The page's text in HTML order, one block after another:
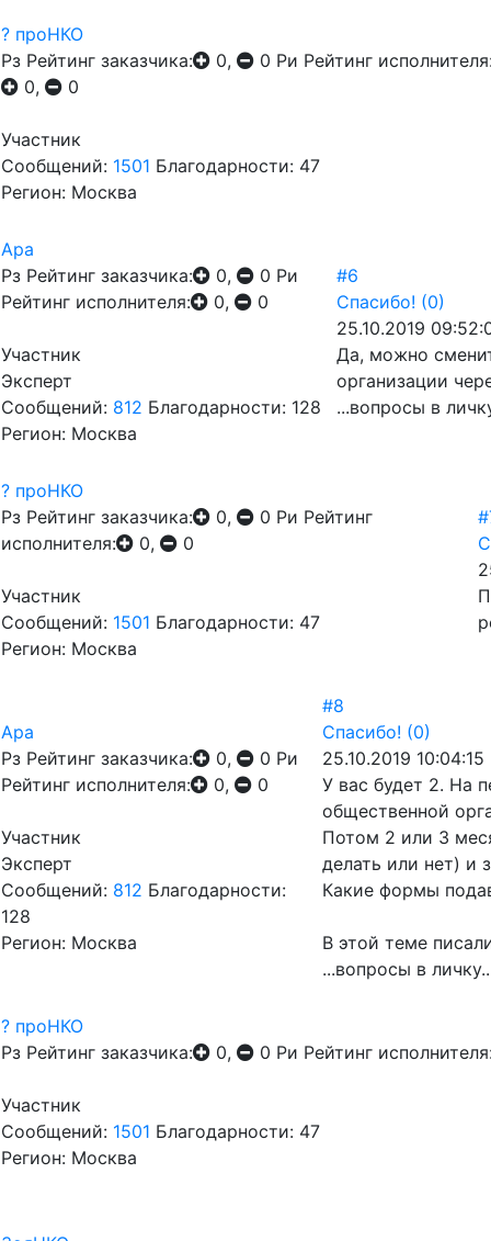
? проНКО
Рз Рейтинг заказчика: 0, 0 Ри Рейтинг
0,
0
Участник
Сообщений: 1501 Благодарности: 47
Регион: Москва
Ара
Рз Рейтинг заказчика: 0, 0 Ри
Рейтинг исполнителя:
0, 0
Участник
Эксперт
Сообщений: 812 Благодарности: 128
Регион: Москва
#6
Спасибо! (0)
25.10.2019
Да, можно
организации
...вопросы в
? проНКО
Рз Рейтинг заказчика: 0, 0 Ри Рейтинг
исполнителя:
0, 0
Участник
Сообщений: 1501 Благодарности: 47
Регион: Москва
Ара
Рз Рейтинг заказчика: 0, 0 Ри
Рейтинг исполнителя:
0, 0
Участник
Эксперт
Сообщений: 812 Благодарности:
128
Регион: Москва
#8
Спасибо! (0)
25.10.2019 10:04:15
У вас будет 2. На
общественной
Потом 2 или 3
делать или нет) и
Какие формы
В этой теме
...вопросы в
? проНКО
Рз Рейтинг заказчика: 0, 0 Ри Рейтинг
Участник
Сообщений: 1501 Благодарности: 47
Регион: Москва